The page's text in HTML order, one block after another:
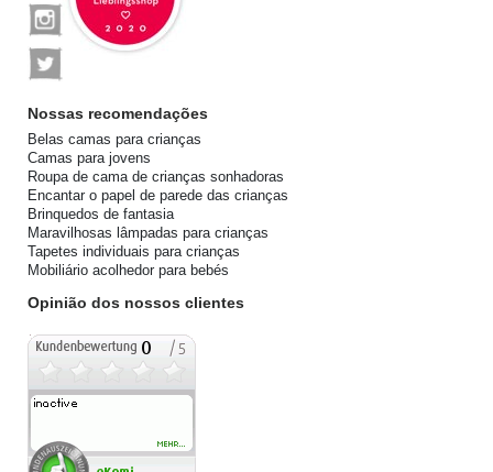
Nossas recomendações
Belas camas para crianças
Camas para jovens
Roupa de cama de crianças sonhadoras
Encantar o papel de parede das crianças
Brinquedos de fantasia
Maravilhosas lâmpadas para crianças
Tapetes individuais para crianças
Mobiliário acolhedor para bebés
Opinião dos nossos clientes